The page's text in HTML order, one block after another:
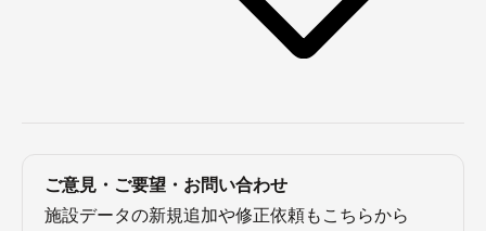
ご意見・ご要望・お問い合わせ
施設データの新規追加や修正依頼もこちらから